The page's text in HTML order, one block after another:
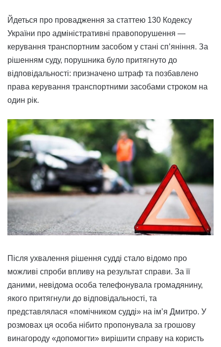
Йдеться про провадження за статтею 130 Кодексу
України про адміністративні правопорушення —
керування транспортним засобом у стані сп’яніння. За
рішенням суду, порушника було притягнуто до
відповідальності: призначено штраф та позбавлено
права керування транспортними засобами строком на
один рік.
Після ухвалення рішення судді стало відомо про
можливі спроби впливу на результат справи. За її
даними, невідома особа телефонувала громадянину,
якого притягнули до відповідальності, та
представлялася «помічником судді» на ім’я Дмитро. У
розмовах ця особа нібито пропонувала за грошову
винагороду «допомогти» вирішити справу на користь